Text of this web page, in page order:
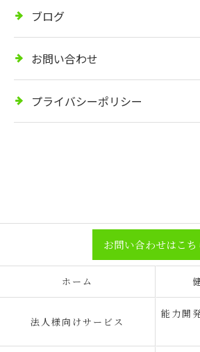
ブログ
お問い合わせ
プライバシーポリシー
お問い合わせはこち
ホーム
法人様向けサービス
能力開